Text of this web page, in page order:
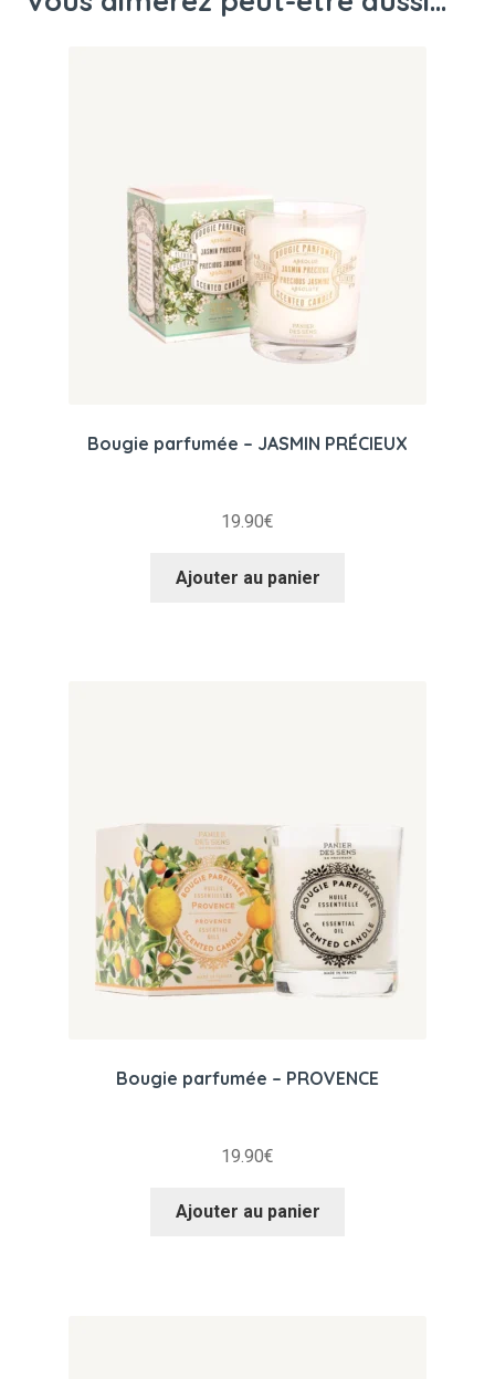
Bougie parfumée – JASMIN PRÉCIEUX
19.90€
Ajouter au panier
Bougie parfumée – PROVENCE
19.90€
Ajouter au panier